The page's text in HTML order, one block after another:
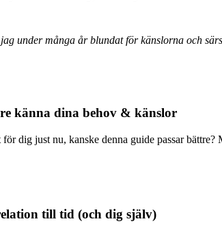
under många år blundat för känslorna och
känna dina behov & känslor
dig just nu, kanske denna guide passar
till tid (och dig själv)